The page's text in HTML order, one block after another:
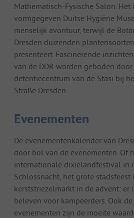
Mathematisch-Fysische Salon. Het
vormgegeven Duitse Hygiëne
menselijk avontuur, terwijl de
Dresden duizenden
presenteert. Fascinerende
van de DDR worden geboden
detentiecentrum van de Stasi bij
Straße Dresden.
Evenementen
De evenementenkalender van
door bol van de evenementen. Of
internationale dixielandfestival in
Schlossnacht, het grote
kerststriezelmarkt in de advent: er
beleven voor kampeerders. Ook
evenementen zijn de moeite